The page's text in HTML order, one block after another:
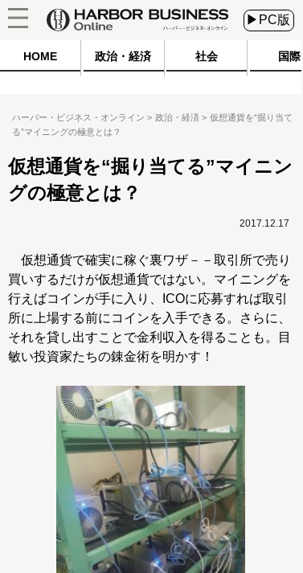
▶PC版
HOME 政治・経済 社会 国際
ハーバー・ビジネス・オンライン 政治・経済
仮想通貨を“掘り当て
る”マイニングの極意とは？
仮想通貨を“掘り当てる”マイニン
グの極意とは？
2017.12.17
仮想通貨で確実に稼ぐ裏ワザ－－取引所で売り
買いするだけが仮想通貨ではない。マイニングを
行えばコインが手に入り、ICOに応募すれば取引
所に上場する前にコインを入手できる。さらに、
それを貸し出すことで金利収入を得ることも。目
敏い投資家たちの錬金術を明かす！